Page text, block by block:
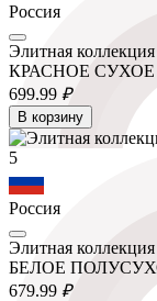
Россия
Элитная
КРАСНОЕ СУХОЕ
699.99 ₽
В корзину
5
Россия
Элитная коллекция
БЕЛОЕ
679.99 ₽